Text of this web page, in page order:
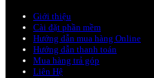
Giới thiệu
Cài đặt phần mềm
Hướng dẫn mua hàng Online
Hướng dẫn thanh toán
Mua hàng trả góp
Liên Hệ